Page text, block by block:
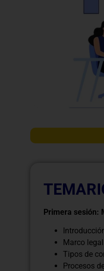
Primera sesión:
Marco
Tipos de
Procesos